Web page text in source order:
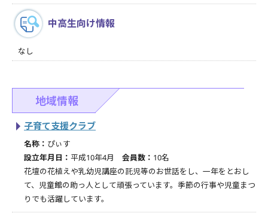
中高生向け情報
なし
地域情報
子育て支援クラブ
名称： ぴぃす
設立年月日： 平成10年4月 会員数： 10名
花壇の花植えや乳幼児講座の託児等のお世話をし、一年をとおし
て、児童館の助っ人として頑張っています。季節の行事や児童まつ
りでも活躍しています。